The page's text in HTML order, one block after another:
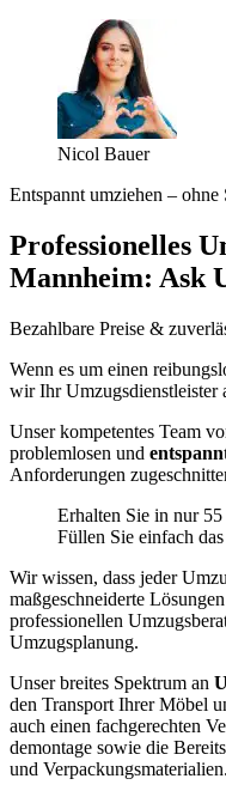
Nicol Bauer
Entspannt umziehen – ohne
Professionelles
Mannheim: Ask
Bezahlbare Preise &
Wenn es um einen
wir Ihr Umzugsdienstleister
Unser kompetentes Team
problemlosen und
Anforderungen
Erhalten Sie in nur
Füllen Sie einfach
Wir wissen, dass jeder
maßgeschneiderte
professionellen
Umzugsplanung.
Unser breites Spektrum an
den Transport Ihrer Möbel
auch einen fachgerechten
demontage sowie die
und Verpackungsmaterialien.